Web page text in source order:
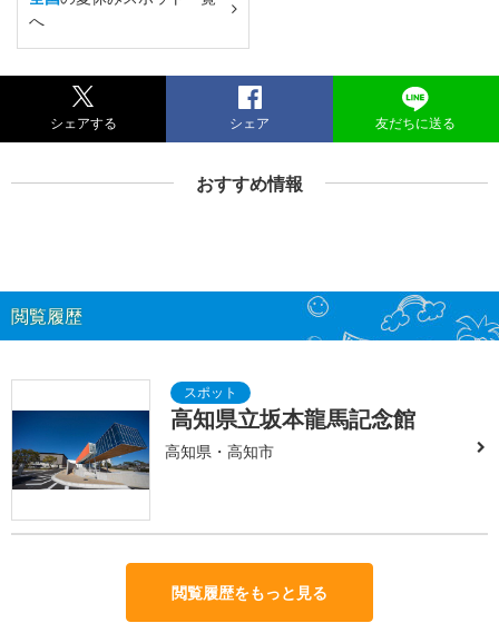
へ
シェアする シェア 友だちに送る
おすすめ情報
閲覧履歴
高知県立坂本龍馬記念館
高知県・高知市
閲覧履歴をもっと見る